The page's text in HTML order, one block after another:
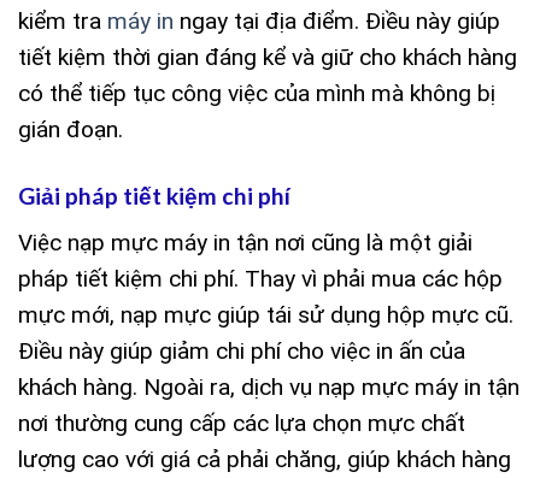
kiểm tra máy in ngay tại địa điểm. Điều này giúp
tiết kiệm thời gian đáng kể và giữ cho khách hàng
có thể tiếp tục công việc của mình mà không bị
gián đoạn.
Giải pháp tiết kiệm chi phí
Việc nạp mực máy in tận nơi cũng là một giải
pháp tiết kiệm chi phí. Thay vì phải mua các hộp
mực mới, nạp mực giúp tái sử dụng hộp mực cũ.
Điều này giúp giảm chi phí cho việc in ấn của
khách hàng. Ngoài ra, dịch vụ nạp mực máy in tận
nơi thường cung cấp các lựa chọn mực chất
lượng cao với giá cả phải chăng, giúp khách hàng